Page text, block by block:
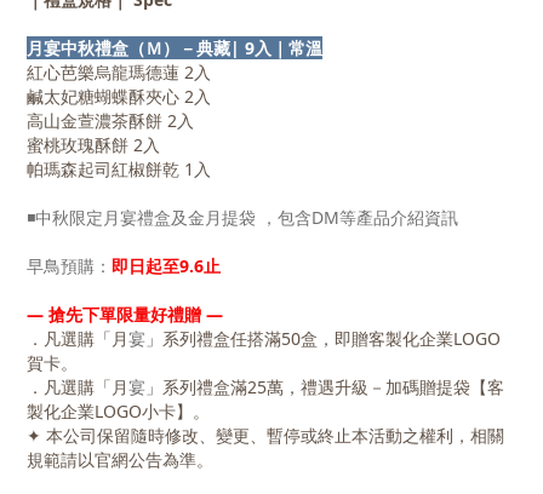
月宴中秋禮盒（Ｍ）
－典藏| 9入｜常溫
紅心芭樂烏龍瑪德蓮 2入
鹹太妃糖蝴蝶酥夾心 2入
高山金萱濃茶酥餅 2入
蜜桃玫瑰酥餅 2入
帕瑪森起司紅椒餅乾 1入
◾中秋限定月宴禮盒及金月提袋 ，包含DM等產品介紹資訊
早鳥預購： 即日起至9.6止
― 搶先下單限量好禮贈 ―
．凡選購「月宴 」系列禮盒任搭滿50盒，即贈客製化企業LOGO
賀卡。
．凡選購「月宴 」系列禮盒滿25萬，禮遇升級－加碼贈提袋【客
製化企業LOGO小卡】。
✦ 本公司保留隨時修改、變更、暫停或終止本活動之權利，相關
規範請以官網公告為準。